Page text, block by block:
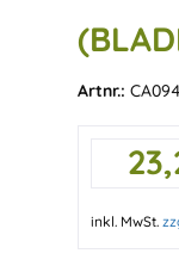
Artnr.:
inkl. MwSt.